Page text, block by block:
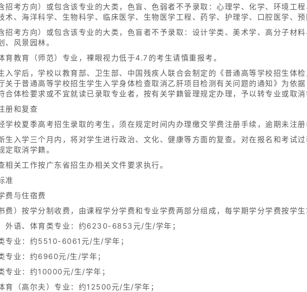
招考方向）或包含该专业的大类，色盲、色弱者不予录取：心理学、化学、环境工
术、海洋科学、生物科学、临床医学、生物医学工程、药学、护理学、口腔医学、预
招考方向）或包含该专业的大类，色盲者不予录取：设计学类、美术学、高分子材
、风景园林。
育教育（师范）专业，裸眼视力低于4.7的考生请慎重报考。
入学后，学校以教育部、卫生部、中国残疾人联合会制定的《普通高等学校招生体
关于普通高等学校招生学生入学身体检查取消乙肝项目检测有关问题的通知》为依据
合体检要求或不宜就读已录取专业者，按有关学籍管理规定办理，予以转专业或取消
册和复查
学校夏季高考招生录取的考生，须在规定时间内办理缴交学费注册手续，逾期未注册
生入学三个月内，将对学生进行政治、文化、健康等方面的复查。对在报名和考试
定取消学籍。
相关工作按广东省招生办相关文件要求执行。
准
费与住宿费
费）按学分制收费，由课程学分学费和专业学费两部分组成，每学期学分学费按学生
外语、体育类专业：约6230-6853元/生/学年；
专业：约5510-6061元/生/学年；
专业：约6960元/生/学年；
专业：约10000元/生/学年；
育（高尔夫）专业：约12500元/生/学年；